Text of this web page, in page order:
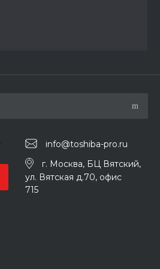
info@toshiba-pro.ru
г. Москва, БЦ Вятский,
ул. Вятская д.70, офис
715